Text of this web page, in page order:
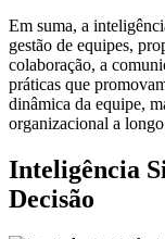
Em suma, a
gestão de equipes,
colaboração, a
práticas que
dinâmica da equipe,
organizacional a
Inteligência
Decisão